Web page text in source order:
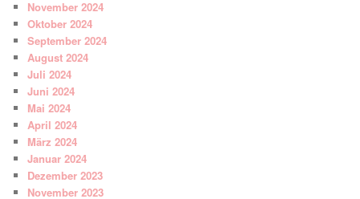
November 2024
Oktober 2024
September 2024
August 2024
Juli 2024
Juni 2024
Mai 2024
April 2024
März 2024
Januar 2024
Dezember 2023
November 2023